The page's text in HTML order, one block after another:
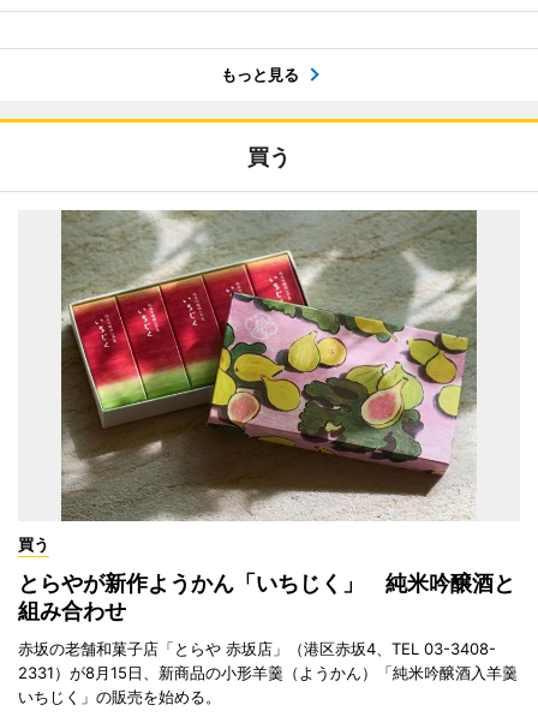
もっと見る
買う
買う
とらやが新作ようかん「いちじく」 純米吟醸酒と
組み合わせ
赤坂の老舗和菓子店「とらや 赤坂店」（港区赤坂4、TEL 03-3408-
2331）が8月15日、新商品の小形羊羹（ようかん）「純米吟醸酒入羊羹
いちじく」の販売を始める。